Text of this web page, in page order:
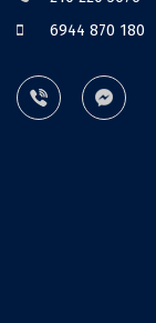
6944 870 180